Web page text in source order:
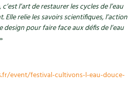
l’art de restaurer les cycles de l’eau
Elle relie les savoirs scientifiques, l’action
pour faire face aux défis de l’eau
»
event/festival-cultivons-l-eau-douce-